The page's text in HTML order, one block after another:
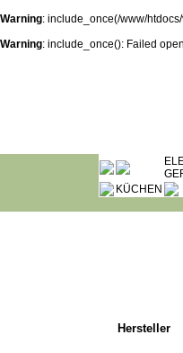
Warning: include_once(/www/
Warning: include_once(): Failed
KÜCHEN
Hersteller